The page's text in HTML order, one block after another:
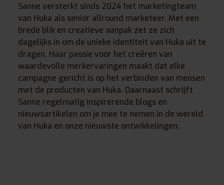
Sanne versterkt sinds 2024 het marketingteam
van Huka als senior allround marketeer. Met een
brede blik en creatieve aanpak zet ze zich
dagelijks in om de unieke identiteit van Huka uit te
dragen. Haar passie voor het creëren van
waardevolle merkervaringen maakt dat elke
campagne gericht is op het verbinden van mensen
met de producten van Huka. Daarnaast schrijft
Sanne regelmatig inspirerende blogs en
nieuwsartikelen om je mee te nemen in de wereld
van Huka en onze nieuwste ontwikkelingen.